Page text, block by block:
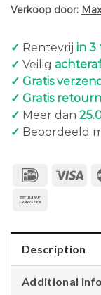
Verkoop door:
✓ Rentevrij in 3
✓ Veilig
✓ Gratis
✓ Gratis
✓ Meer dan
✓ Beoordeeld
Description
Additional